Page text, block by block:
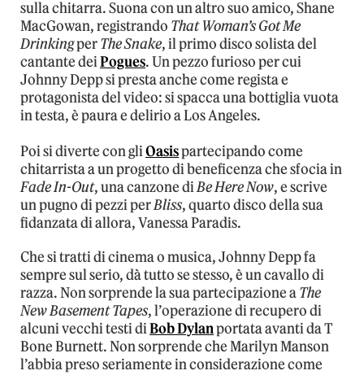
sulla chitarra. Suona con un altro suo amico, Shane
MacGowan, registrando That Woman’s Got Me
DrinkingperThe Snake, il primo disco solista del
cantante deiPogues. Un pezzo furioso per cui
Johnny Depp si presta anche come regista e
protagonista del video: si spacca una bottiglia vuota
in testa, è paura e delirio a Los Angeles.
Poi si diverte con gliOasispartecipando come
chitarrista a un progetto di beneficenza che sfocia in
Fade In-Out, una canzone diBe Here Now, e scrive
un pugno di pezzi perBliss, quarto disco della sua
fidanzata di allora, Vanessa Paradis.
Che si tratti di cinema o musica, Johnny Depp fa
sempre sul serio, dà tutto se stesso, è un cavallo di
razza. Non sorprende la sua partecipazione aThe
New Basement Tapes, l’operazione di recupero di
alcuni vecchi testi diBob Dylanportata avanti da T
Bone Burnett. Non sorprende che Marilyn Manson
l’abbia preso seriamente in considerazione come